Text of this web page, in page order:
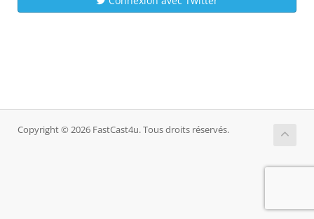
Copyright © 2026 FastCast4u. Tous droits réservés.